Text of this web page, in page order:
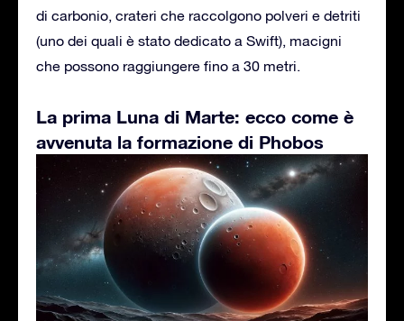
di carbonio, crateri che raccolgono polveri e detriti
(uno dei quali è stato dedicato a Swift), macigni
che possono raggiungere fino a 30 metri.
La prima Luna di Marte: ecco come è
avvenuta la formazione di Phobos